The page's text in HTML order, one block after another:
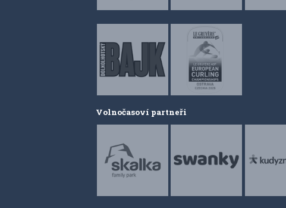
Volnočasoví partneři